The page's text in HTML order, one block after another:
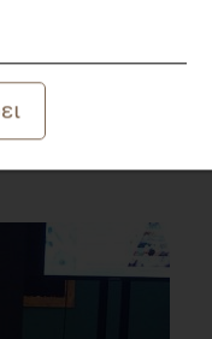
στη Διατροφή του